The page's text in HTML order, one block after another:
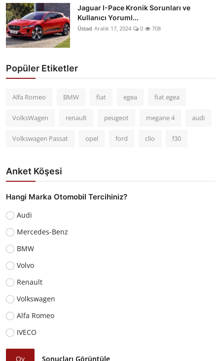
Jaguar I-Pace Kronik Sorunları ve
Kullanıcı Yoruml...
Üstad Aralık 17, 2024 0 708
Popüler Etiketler
Alfa Romeo BMW fiat egea fiat egea
VolksWagen renault peugeot megane 4 audi
Volkswagen Passat opel ford clio f30
Anket Köşesi
Hangi Marka Otomobil Tercihiniz?
Audi
Mercedes-Benz
BMW
Volvo
Renault
Volkswagen
Alfa Romeo
IVECO
Oy Sonuçları Görüntüle